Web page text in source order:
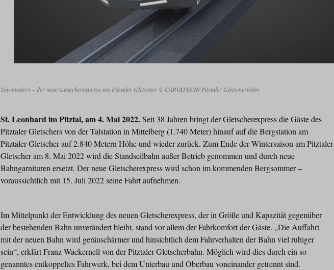
Top-modern – der neue Gletscherexpress am Pitztaler Gletscher © CARVATECH/ Pitztaler Gletscherbahn
St. Leonhard im Pitztal, am 4. Mai 2022.Seit 38 Jahren bringt der Gletscherexpress die Gäste des
Pitztaler Gletschers von der Talstation in Mittelberg (1.740 Meter) hinauf auf die Bergstation am
Pitztaler Gletscher auf 2.840 Metern Höhe und wieder zurück. Zum Ende der Wintersaison am Pitztaler
Gletscher am 8. Mai 2022 wird die Standseilbahn außer Betrieb genommen und durch neue
Bahngarnituren ersetzt. Der neue Gletscherexpress wird schon im kommenden Bergsommer –
voraussichtlich mit 15. Juli 2022 seine Fahrt aufnehmen.
Im Mittelpunkt der Entwicklung des neuen Gletscherexpress, der in Größe und Kapazität gegenüber
der bestehenden Bahn unverändert bleibt, stand vor allem der Fahrkomfort der Gäste. „Die Auffahrt
mit der neuen Bahn wird geräuschärmer und hinsichtlich dem Fahrverhalten der Bahn viel ruhiger
sein“, erklärt Franz Wackernell von der Pitztaler Gletscherbahn. Möglich wird dies durch ein so
genanntes entkoppeltes Fahrwerk, bei dem Unterbau und Oberbau voneinander getrennt sind.